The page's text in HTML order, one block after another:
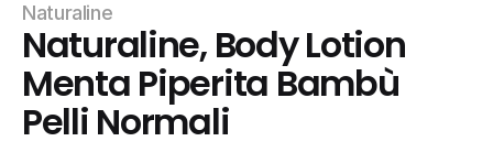
Naturaline
Naturaline, Body Lotion
Menta Piperita Bambù
Pelli Normali